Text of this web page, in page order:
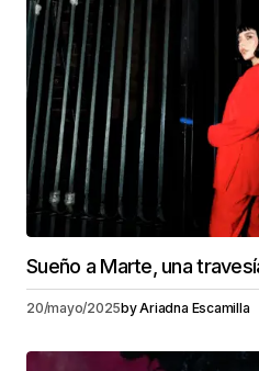
Sueño a Marte, una
20/mayo/2025byAriadna Escamilla